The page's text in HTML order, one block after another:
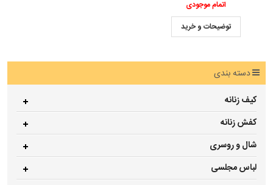
اتمام موجودی
توضیحات و خرید
دسته بندی
کیف زنانه
کفش زنانه
شال و روسری
لباس مجلسی